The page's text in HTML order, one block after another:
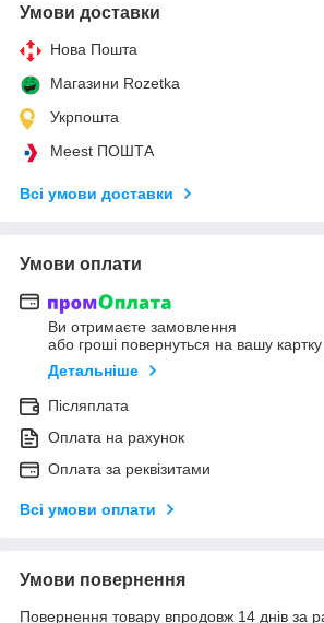
Умови доставки
Нова Пошта
Магазини Rozetka
Укрпошта
Meest ПОШТА
Всі умови доставки
Умови оплати
Ви отримаєте замовлення
або гроші повернуться на вашу картку
Детальніше
Післяплата
Оплата на рахунок
Оплата за реквізитами
Всі умови оплати
Умови повернення
Повернення товару впродовж 14 днів за